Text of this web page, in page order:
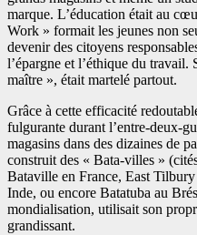
marque. L’éducation était au
Work » formait les jeunes non
devenir des citoyens
l’épargne et l’éthique du
maître », était martelé partout.
Grâce à cette efficacité
fulgurante durant l’entre-deux-
magasins dans des dizaines de
construit des « Bata-villes »
Bataville en France, East
Inde, ou encore Batatuba au
mondialisation, utilisait son
grandissant.